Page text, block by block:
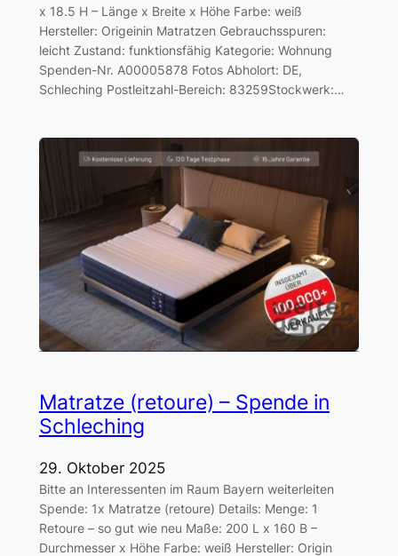
x 18.5 H – Länge x Breite x Höhe Farbe: weiß
Hersteller: Origeinin Matratzen Gebrauchsspuren:
leicht Zustand: funktionsfähig Kategorie: Wohnung
Spenden-Nr. A00005878 Fotos Abholort: DE,
Schleching Postleitzahl-Bereich: 83259Stockwerk:…
Matratze (retoure) – Spende in
Schleching
29. Oktober 2025
Bitte an Interessenten im Raum Bayern weiterleiten
Spende: 1x Matratze (retoure) Details: Menge: 1
Retoure – so gut wie neu Maße: 200 L x 160 B –
Durchmesser x Höhe Farbe: weiß Hersteller: Origin